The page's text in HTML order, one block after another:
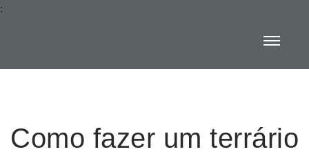
:
Como fazer um terrário